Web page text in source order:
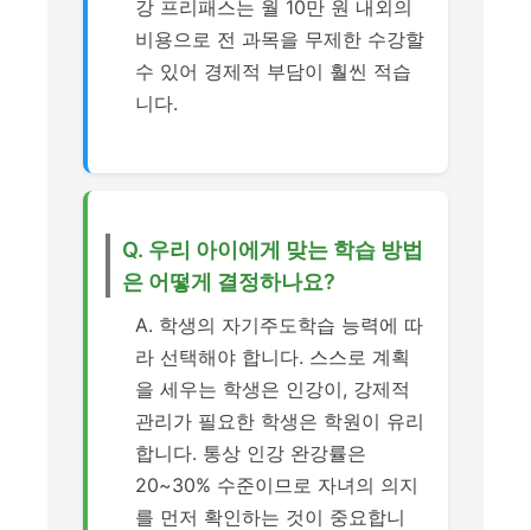
강 프리패스는 월 10만 원 내외의
비용으로 전 과목을 무제한 수강할
수 있어 경제적 부담이 훨씬 적습
니다.
Q. 우리 아이에게 맞는 학습 방법
은 어떻게 결정하나요?
A. 학생의 자기주도학습 능력에 따
라 선택해야 합니다. 스스로 계획
을 세우는 학생은 인강이, 강제적
관리가 필요한 학생은 학원이 유리
합니다. 통상 인강 완강률은
20~30% 수준이므로 자녀의 의지
를 먼저 확인하는 것이 중요합니